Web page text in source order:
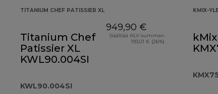
TITANIUM CHEF PATISSIER XL
Titanium Chef
Patissier XL
KWL90.004SI
KWL90.004SI
949,90 €
Sisältää ALV-summan
193,01 € (26%)
KMIX-